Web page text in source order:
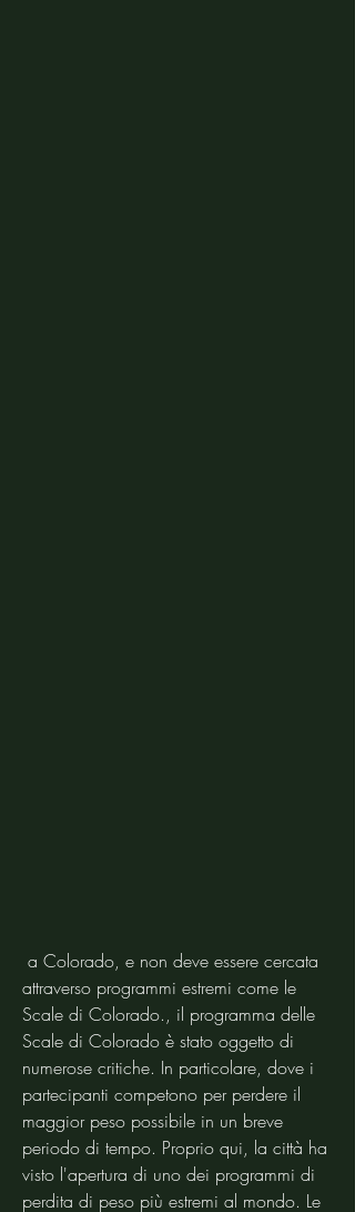
attraverso programmi estremi come le
Scale di Colorado., il programma delle
Scale di Colorado è stato oggetto di
numerose critiche. In particolare, dove i
partecipanti competono per perdere il
maggior peso possibile in un breve
periodo di tempo. Proprio qui, la città ha
visto l'apertura di uno dei programmi di
perdita di peso più estremi al mondo. Le